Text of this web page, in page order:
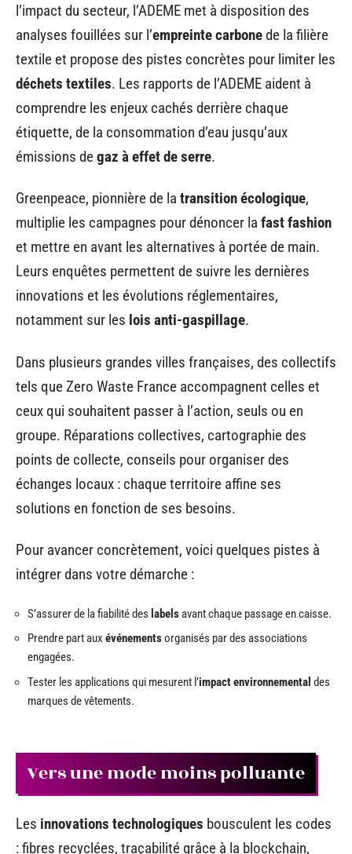
l’impact du secteur, l’ADEME met à disposition des
analyses fouillées sur l’empreinte carbonede la filière
textile et propose des pistes concrètes pour limiter les
déchets textiles. Les rapports de l’ADEME aident à
comprendre les enjeux cachés derrière chaque
étiquette, de la consommation d’eau jusqu’aux
émissions degaz à effet de serre.
Greenpeace, pionnière de la transition écologique,
multiplie les campagnes pour dénoncer la fast fashion
et mettre en avant les alternatives à portée de main.
Leurs enquêtes permettent de suivre les dernières
innovations et les évolutions réglementaires,
notamment sur les lois anti-gaspillage.
Dans plusieurs grandes villes françaises, des collectifs
tels que Zero Waste France accompagnent celles et
ceux qui souhaitent passer à l’action, seuls ou en
groupe. Réparations collectives, cartographie des
points de collecte, conseils pour organiser des
échanges locaux : chaque territoire affine ses
solutions en fonction de ses besoins.
Pour avancer concrètement, voici quelques pistes à
intégrer dans votre démarche :
S’assurer de la fiabilité des labelsavant chaque passage en caisse.
Prendre part aux événementsorganisés par des associations
engagées.
Tester les applications qui mesurent l’impact environnemental des
marques de vêtements.
Vers une mode moins polluante
Les innovations technologiques bousculent les codes
: fibres recyclées, traçabilité grâce à la blockchain,